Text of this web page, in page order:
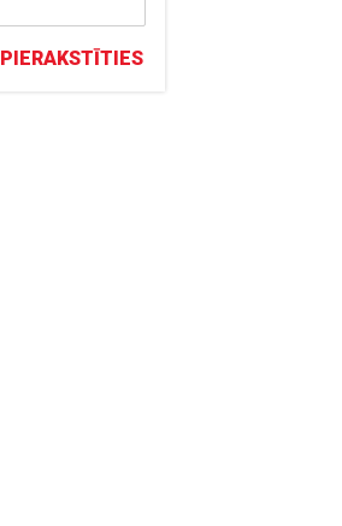
PIERAKSTĪTIES